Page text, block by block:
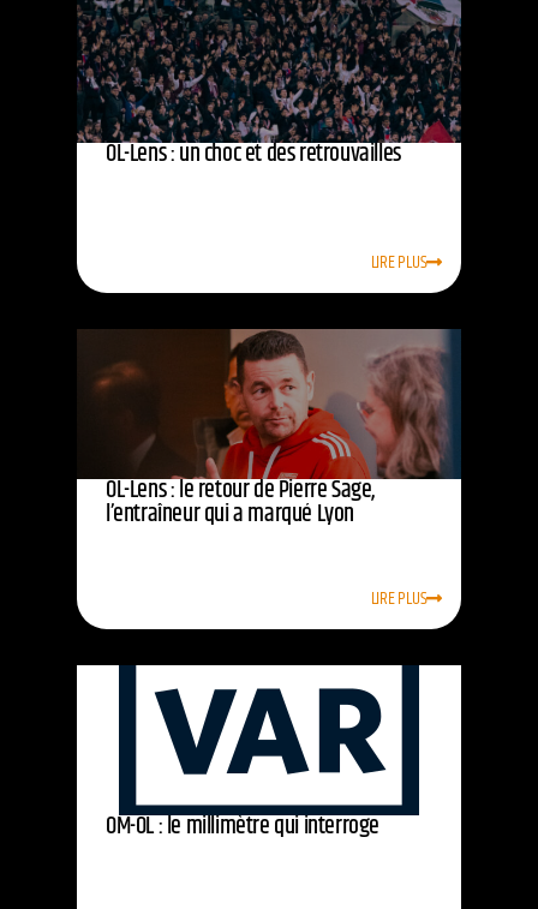
OL-Lens : un choc et des retrouvailles
LIRE PLUS
OL-Lens : le retour de Pierre Sage,
l’entraîneur qui a marqué Lyon
LIRE PLUS
OM-OL : le millimètre qui interroge